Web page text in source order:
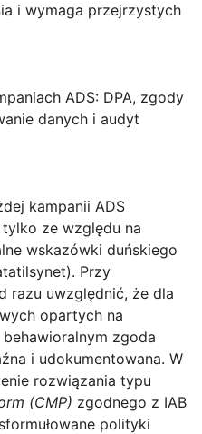
i wymaga przejrzystych
ADS: DPA, zgody
danych i audyt
kampanii ADS
ze względu na
wskazówki duńskiego
Przy
razu uwzględnić, że dla
opartych na
zgoda
i udokumentowana. W
rozwiązania typu
(CMP) zgodnego z IAB
polityki